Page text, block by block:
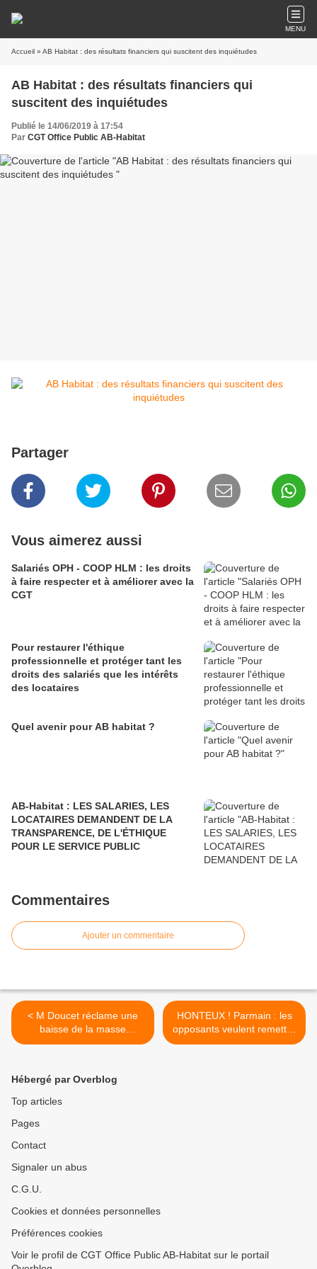
MENU
Accueil » AB Habitat : des résultats financiers qui suscitent des inquiétudes
AB Habitat : des résultats financiers qui
suscitent des inquiétudes
Publié le 14/06/2019 à 17:54
Par CGT Office Public AB-Habitat
Partager
Vous aimerez aussi
Salariés OPH - COOP HLM : les droits
à faire respecter et à améliorer avec la
CGT
Pour restaurer l'éthique
professionnelle et protéger tant les
droits des salariés que les intérêts
des locataires
Quel avenir pour AB habitat ?
AB-Habitat : LES SALARIES, LES
LOCATAIRES DEMANDENT DE LA
TRANSPARENCE, DE L'ÉTHIQUE
POUR LE SERVICE PUBLIC
Commentaires
Ajouter un commentaire
< M Doucet réclame une
baisse de la masse
salariale
HONTEUX ! Parmain : les
opposants veulent remettre
le PLU à plat >
Hébergé par Overblog
Top articles
Pages
Contact
Signaler un abus
C.G.U.
Cookies et données personnelles
Préférences cookies
Voir le profil de CGT Office Public AB-Habitat sur le portail